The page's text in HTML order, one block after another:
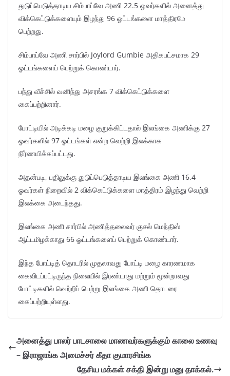
துடுப்பெடுத்தாடிய சிம்பாப்வே அணி 22.5 ஓவர்களில் அனைத்து
விக்கெட்டுக்களையும் இழந்து 96 ஓட்டங்களை மாத்திரமே
பெற்றது.
சிம்பாப்வே அணி சார்பில் Joylord Gumbie அதிகபட்சமாக 29
ஓட்டங்களைப் பெற்றுக் கொண்டார்.
பந்து வீச்சில் வனிந்து அசரங்க 7 விக்கெட்டுக்களை
கைப்பற்றினார்.
போட்டியில் அடிக்கடி மழை குறுக்கிட்டதால் இலங்கை அணிக்கு 27
ஓவர்களில் 97 ஓட்டங்கள் என்ற வெற்றி இலக்காக
நிர்ணயிக்கப்பட்டது.
அதன்படி, பதிலுக்கு துடுப்பெடுத்தாடிய இலங்கை அணி 16.4
ஓவர்கள் நிறைவில் 2 விக்கெட்டுக்களை மாத்திரம் இழந்து வெற்றி
இலக்கை அடைந்தது.
இலங்கை அணி சார்பில் அணித்தலைவர் குசல் மெந்திஸ்
ஆட்டமிழக்காது 66 ஓட்டங்களைப் பெற்றுக் கொண்டார்.
இந்த போட்டித் தொடரில் முதலாவது போட்டி மழை காரணமாக
கைவிடப்பட்டிருந்த நிலையில் இரண்டாது மற்றும் மூன்றாவது
போட்டிகளில் வெற்றிப் பெற்று இலங்கை அணி தொடரை
கைப்பற்றியுள்ளது.
அனைத்து பாலர் பாடசாலை மாணவர்களுக்கும் காலை உணவு
– இராஜாங்க அமைச்சர் கீதா குமாரசிங்க
தேசிய மக்கள் சக்தி இன்று மனு தாக்கல்.